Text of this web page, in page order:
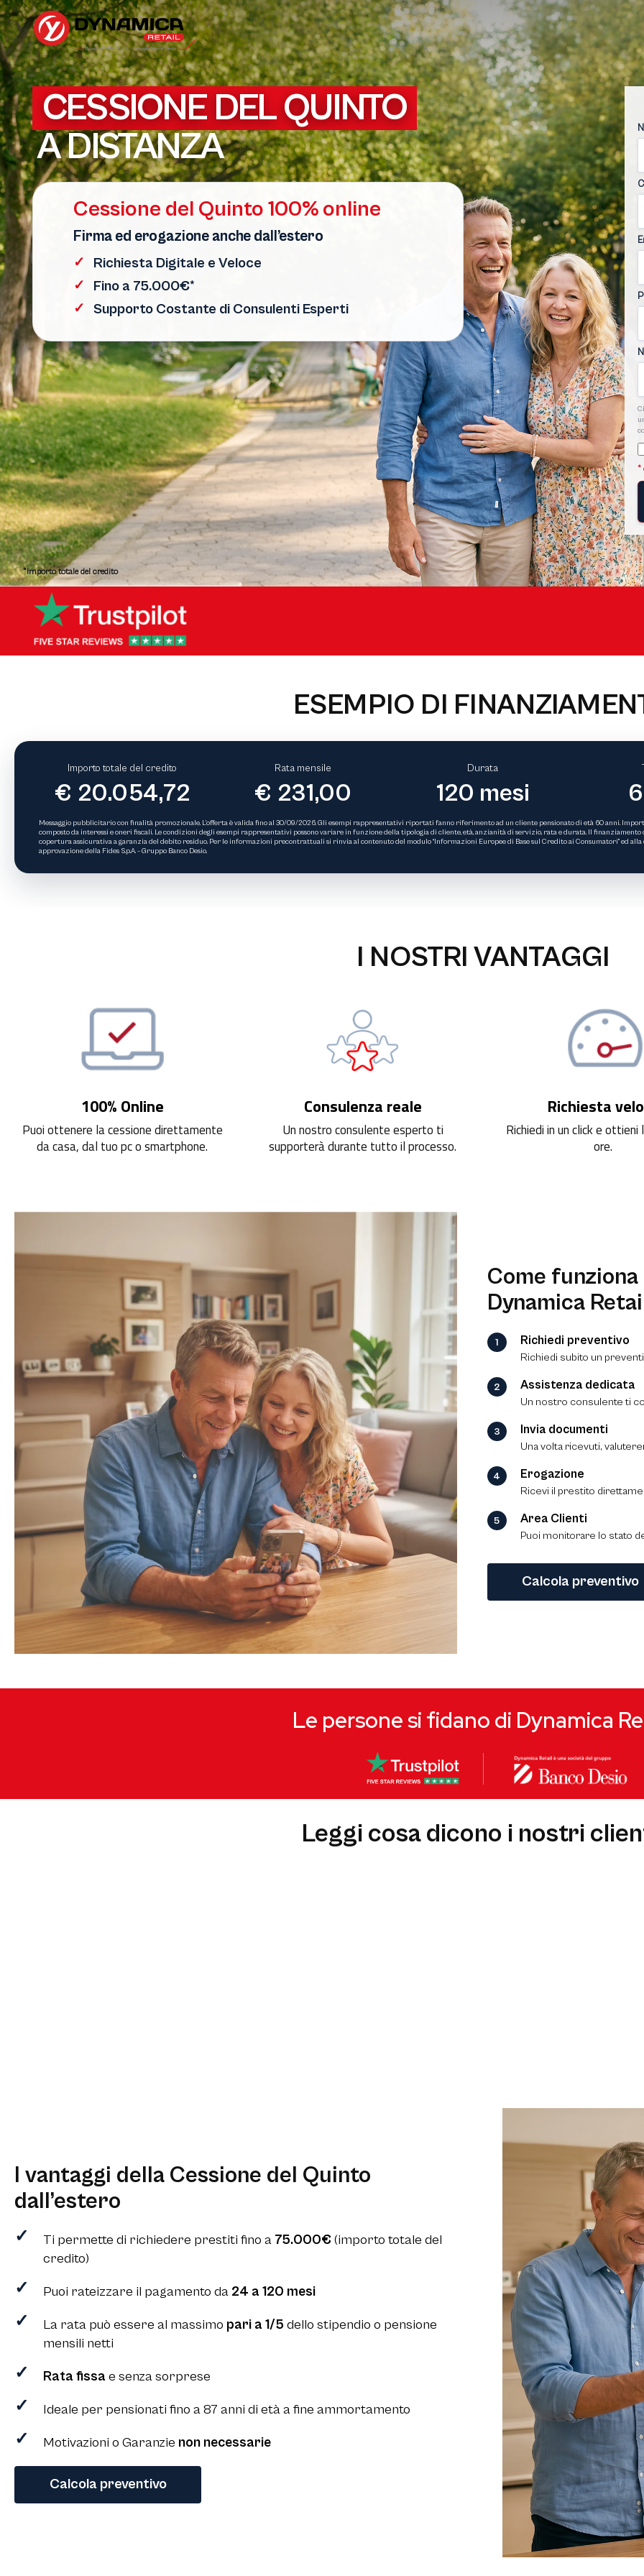
CESSIONE DEL QUINTO
A DISTANZA
Cessione del Quinto 100% online
Firma ed erogazione anche dall’estero
Richiesta Digitale e Veloce
Fino a 75.000€*
Supporto Costante di Consulenti Esperti
*Importo totale del credito
*
ESEMPIO DI
Importo totale del credito
€ 20.054,72
Rata mensile
€ 231,00
Durata
120 mesi
Messaggio pubblicitario con finalità promozionale. L’offerta è valida fino al 30/09/2026. Gli esempi rappresentativi riportati fanno riferimento ad un cliente pensionato di età 60 anni. Importo
composto da interessi e oneri fiscali. Le condizioni degli esempi rappresentativi possono variare in funzione della tipologia di cliente, età, anzianità di servizio, rata e durata. Il finanziamento
copertura assicurativa a garanzia del debito residuo. Per le informazioni precontrattuali si rinvia al contenuto del modulo “Informazioni Europee di Base sul Credito ai Consumatori” ed
approvazione della Fides S.p.A. – Gruppo Banco Desio.
I NOSTRI VANTAGGI
100% Online
Puoi ottenere la cessione direttamente
da casa, dal tuo pc o smartphone.
Consulenza reale
Un nostro consulente esperto ti
supporterà durante tutto il processo.
Richiesta
Richiedi in un click e ottieni
ore.
Come
Dynamica
Richiedi preventivo
Richiedi subito un
Assistenza dedicata
Un nostro consulente ti
Invia documenti
Una volta ricevuti,
Erogazione
Ricevi il prestito
Area Clienti
Puoi monitorare lo stato
Calcola preventivo
Le persone si fidano di Dynamica
Leggi cosa dicono i nostri
I vantaggi della Cessione del Quinto
dall’estero
Ti permette di richiedere prestiti fino a 75.000€ (importo totale del
credito)
Puoi rateizzare il pagamento da 24 a 120 mesi
La rata può essere al massimo pari a 1/5 dello stipendio o pensione
mensili netti
Rata fissa e senza sorprese
Ideale per pensionati fino a 87 anni di età a fine ammortamento
Motivazioni o Garanzie non necessarie
Calcola preventivo